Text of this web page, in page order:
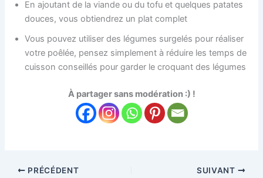
En ajoutant de la viande ou du tofu et quelques patates
douces, vous obtiendrez un plat complet
Vous pouvez utiliser des légumes surgelés pour réaliser
votre poêlée, pensez simplement à réduire les temps de
cuisson conseillés pour garder le croquant des légumes
À partager sans modération :) !
PRÉCÉDENT SUIVANT